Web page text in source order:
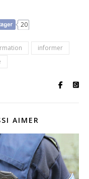
20
informer
AIMER